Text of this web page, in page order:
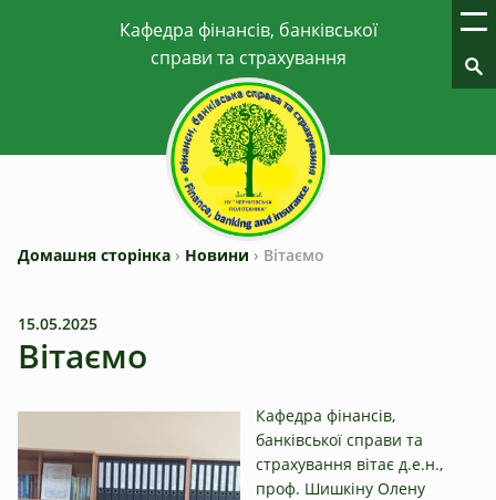
Домашня сторінка › Новини › Вітаємо
15.05.2025
Вітаємо
Кафедра фінансів,
банківської справи та
страхування вітає д.е.н.,
проф. Шишкіну Олену